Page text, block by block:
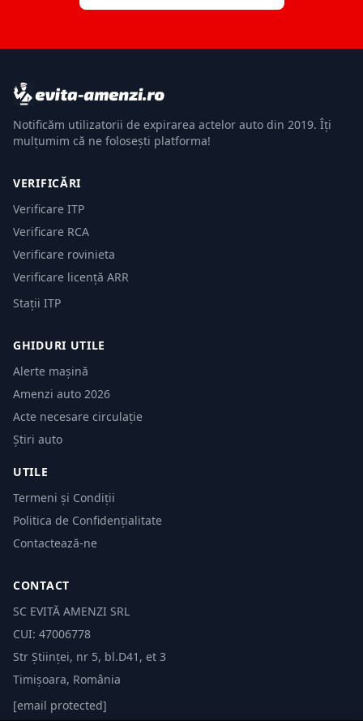
Notificăm utilizatorii de expirarea actelor auto din 2019. Îți
mulțumim că ne folosești platforma!
VERIFICĂRI
Verificare ITP
Verificare RCA
Verificare rovinieta
Verificare licență ARR
Stații ITP
GHIDURI UTILE
Alerte mașină
Amenzi auto 2026
Acte necesare circulație
Știri auto
UTILE
Termeni și Condiții
Politica de Confidențialitate
Contactează-ne
CONTACT
SC EVITĂ AMENZI SRL
CUI: 47006778
Str Științei, nr 5, bl.D41, et 3
Timișoara, România
[email protected]